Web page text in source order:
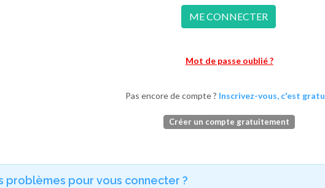
ME CONNECTER
Mot de passe oublié ?
Pas encore de compte ? Inscrivez-vous, c'est
Créer un compte gratuitement
problèmes pour vous connecter ?